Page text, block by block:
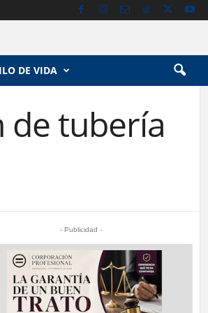
DE VIDA
de tubería
- Publicidad -